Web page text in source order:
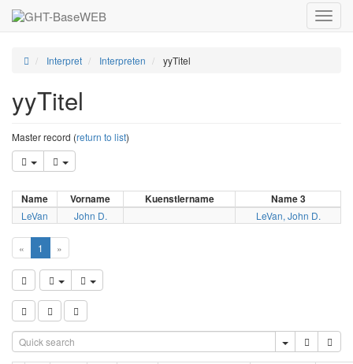
Toggle
Interpret Interpreten yyTitel
yyTitel
Master record (return to list)
Name Vorname Kuenstlername Name 3
LeVan John D. LeVan, John D.
« 1 »